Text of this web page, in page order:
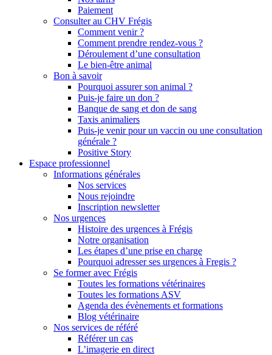
Paiement
Consulter au CHV Frégis
Comment venir ?
Comment prendre rendez-vous ?
Déroulement d’une consultation
Le bien-être animal
Bon à savoir
Pourquoi assurer son animal ?
Puis-je faire un don ?
Banque de sang et don de sang
Taxis animaliers
Puis-je venir pour un vaccin ou une consultation
générale ?
Positive Story
Espace professionnel
Informations générales
Nos services
Nous rejoindre
Inscription newsletter
Nos urgences
Histoire des urgences à Frégis
Notre organisation
Les étapes d’une prise en charge
Pourquoi adresser ses urgences à Fregis ?
Se former avec Frégis
Toutes les formations vétérinaires
Toutes les formations ASV
Agenda des évènements et formations
Blog vétérinaire
Nos services de référé
Référer un cas
L’imagerie en direct